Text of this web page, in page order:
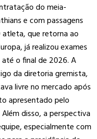
do meia-
e com passagens
atleta, que retorna ao
já realizou exames
o final de 2026. A
da diretoria gremista,
livre no mercado após
apresentado pelo
disso, a perspectiva
especialmente com